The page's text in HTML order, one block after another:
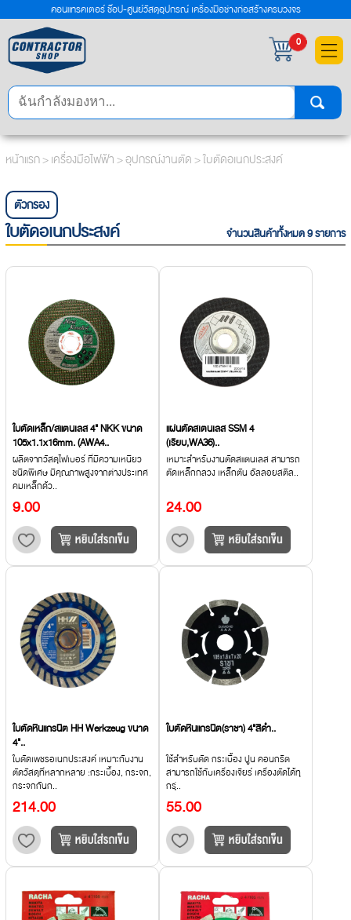
×
คอนแทรคเตอร์ ช๊อป-ศูนย์วัสดุอุปกรณ์ เครื่องมือช่างก่อสร้างครบวงจร
0
หน้าแรก>เครื่องมือไฟฟ้า>อุปกรณ์งานตัด> ใบตัดอเนกประสงค์
ตัวกรอง
ใบตัดอเนกประสงค์ จำนวนสินค้าทั้งหมด 9 รายการ
ใบตัดเหล็ก/สแตนเลส 4" NKK ขนาด
105x1.1x16mm. (AWA4..
ผลิตจากวัสดุไฟเบอร์ ที่มีความเหนียว
ชนิดพิเศษ มีคุณภาพสูงจากต่างประเทศ
คมเหล็กด้ว..
9.00
แผ่นตัดสเตนเลส SSM 4
(เรียบ,WA36)..
เหมาะสำหรับงานตัดสแตนเลส สามารถ
ตัดเหล็กกลวง เหล็กตัน อัลลอยสติล..
24.00
ใบตัดหินแกรนิต HH Werkzeug ขนาด
4"..
ใบตัดเพชรอเนกประสงค์ เหมาะกับงาน
ตัดวัสดุที่หลากหลาย :กระเบื้อง, กระจก,
กระจกกันก..
214.00
ใบตัดหินแกรนิต(ราชา) 4"สีดำ..
ใช้สำหรับตัด กระเบื้อง ปูน คอนกรีต
สามารถใช้กับเครื่องเจียร์ เครื่องตัดได้ทุ
กรุ่..
55.00